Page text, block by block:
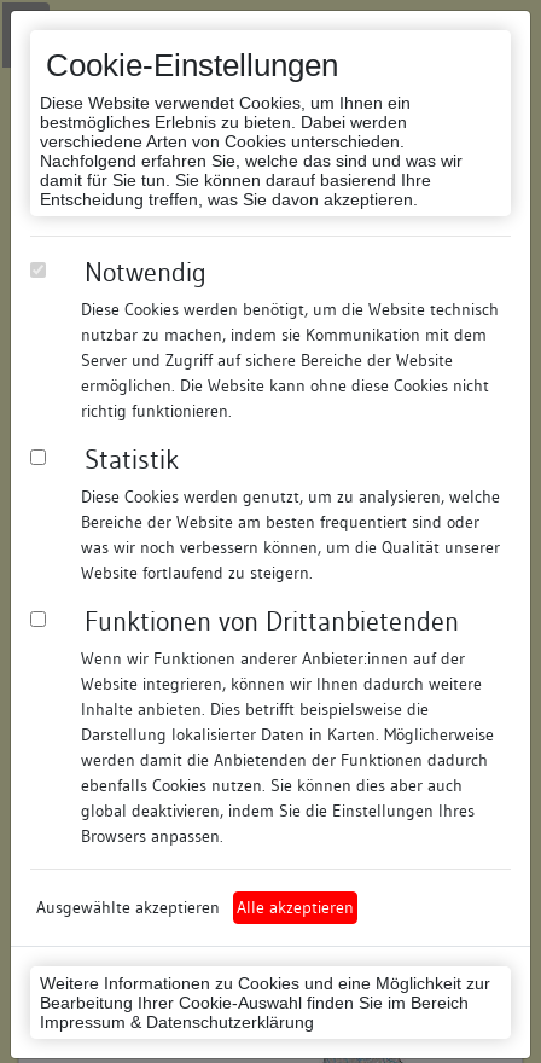
Cookie-Einstellungen
Diese Website verwendet Cookies, um Ihnen ein
bestmögliches Erlebnis zu bieten. Dabei werden
verschiedene Arten von Cookies unterschieden.
Nachfolgend erfahren Sie, welche das sind und was wir
damit für Sie tun. Sie können darauf basierend Ihre
Entscheidung treffen, was Sie davon akzeptieren.
Notwendig
Diese Cookies werden benötigt, um die Website technisch
nutzbar zu machen, indem sie Kommunikation mit dem
Server und Zugriff auf sichere Bereiche der Website
ermöglichen. Die Website kann ohne diese Cookies nicht
richtig funktionieren.
Statistik
Diese Cookies werden genutzt, um zu analysieren, welche
Bereiche der Website am besten frequentiert sind oder
was wir noch verbessern können, um die Qualität unserer
Website fortlaufend zu steigern.
Funktionen von Drittanbietenden
Wenn wir Funktionen anderer Anbieter:innen auf der
Website integrieren, können wir Ihnen dadurch weitere
Inhalte anbieten. Dies betrifft beispielsweise die
Darstellung lokalisierter Daten in Karten. Möglicherweise
werden damit die Anbietenden der Funktionen dadurch
ebenfalls Cookies nutzen. Sie können dies aber auch
global deaktivieren, indem Sie die Einstellungen Ihres
Browsers anpassen.
Ausgewählte akzeptieren Alle akzeptieren
Weitere Informationen zu Cookies und eine Möglichkeit zur
Bearbeitung Ihrer Cookie-Auswahl finden Sie im Bereich
Impressum & Datenschutzerklärung
Zur Navigation springen
Zum Inhalt der Website springen
Datenbank Bauforschung/Restaurierung
138920105415/Datum:13.04.2011
Datenbestand:
Bauforschung
Als PDF herunterladen:
Objektdaten
Straße: Gerberstraße
Hausnummer: 60
Postleitzahl: 78050
Stadt-Teilort: Villingen
Regierungsbezirk: Freiburg
Schwarzwald-Baar-Kreis
(Landkreis)
Wohnplatzschlüssel:
keine
Historische Gebäudenummer: keine
Lage des Wohnplatzes: